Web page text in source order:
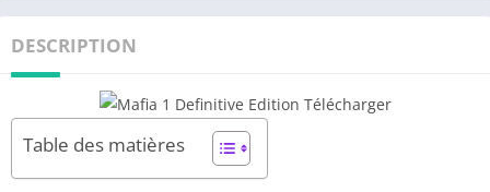
DESCRIPTION
Table des matières